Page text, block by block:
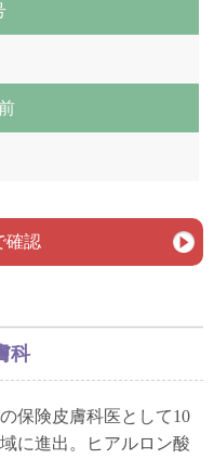
確認
科
保険皮膚科医として10
に進出。ヒアルロン酸